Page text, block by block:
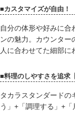
■カスタマイズが自由！
自分の体形や好みに
ンの魅力。カウンタ
人に合わせてた細部
■料理のしやすさを追求
タカラスタンダード
う」+「調理する」+